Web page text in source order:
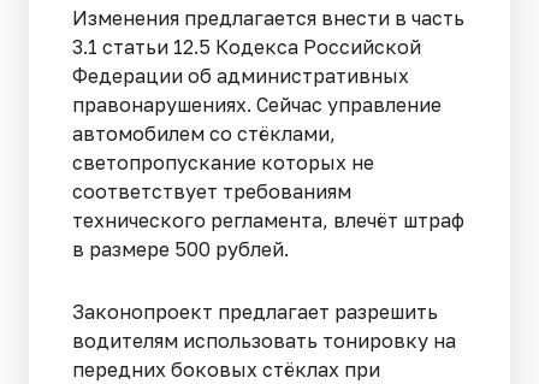
Изменения предлагается внести в часть
3.1 статьи 12.5 Кодекса Российской
Федерации об административных
правонарушениях. Сейчас управление
автомобилем со стёклами,
светопропускание которых не
соответствует требованиям
технического регламента, влечёт штраф
в размере 500 рублей.
Законопроект предлагает разрешить
водителям использовать тонировку на
передних боковых стёклах при